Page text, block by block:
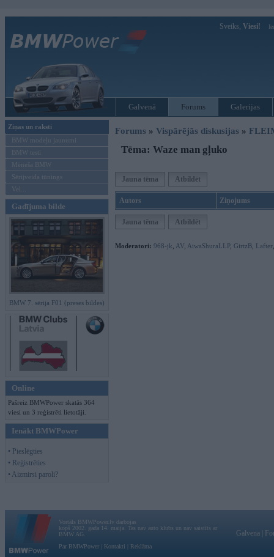
Sveiks, Viesi!
Galvenā Forums Galerijas
Ziņas un raksti
BMW modeļu jaunumi
BMW testi
Mēneša BMW
Sērijveida tūnings
Vel...
Gadījuma bilde
BMW 7. sērija F01 (preses bildes)
Online
Pašreiz BMWPower skatās 364
viesi un 3 reģistrēti lietotāji.
Ienākt BMWPower
• Pieslēgties
• Reģistrēties
• Aizmirsi paroli?
Forums » Vispārējās diskusijas »
Tēma: Waze man gļuko
Jauna tēma Atbildēt
Autors Ziņojums
Jauna tēma Atbildēt
Moderatori: 968-jk AV AiwaShuraLLP, GirtzB Lafter
Vortāls BMWPower.lv darbojas
kopš 2002. gada 14. maija. Tas nav auto klubs un nav saistīts ar
BMW AG.
Par BMWPower
Kontakti Reklāma
Galvena